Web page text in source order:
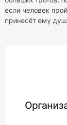
если человек
принесёт ему